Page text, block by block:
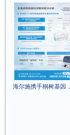
海尔施携手桐树基因